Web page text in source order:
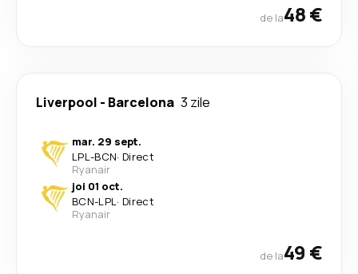
de la48 €
Liverpool - Barcelona 3 zile
mar. 29 sept.
LPL-BCN· Direct
Ryanair
joi 01 oct.
BCN-LPL· Direct
Ryanair
de la49 €